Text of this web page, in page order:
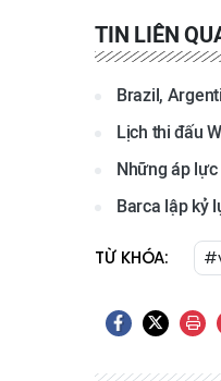
TIN LIÊN
Brazil,
Lịch thi đấu
Những áp
Barca lập kỷ
TỪ KHÓA: